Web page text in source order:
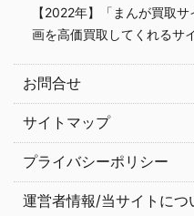
【2022年】「まんが買取
画を高価買取してくれるサ
お問合せ
サイトマップ
プライバシーポリシー
運営者情報/当サイトにつ